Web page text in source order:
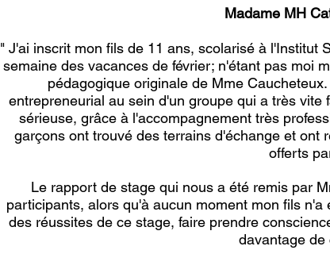
Madame MH
" J'ai inscrit mon fils de 11 ans, scolarisé à l'Institut
semaine des vacances de février; n'étant pas moi
pédagogique originale de Mme
entrepreneurial au sein d'un groupe qui a très
sérieuse, grâce à l'accompagnement très
garçons ont trouvé des terrains d'échange et ont
offerts
Le rapport de stage qui nous a été remis par
participants, alors qu'à aucun moment mon fils
des réussites de ce stage, faire prendre
davantage de